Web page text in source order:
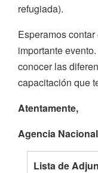
refugiada).
Esperamos
importante
conocer las
capacitación que
Atentamente,
Agencia
Lista de